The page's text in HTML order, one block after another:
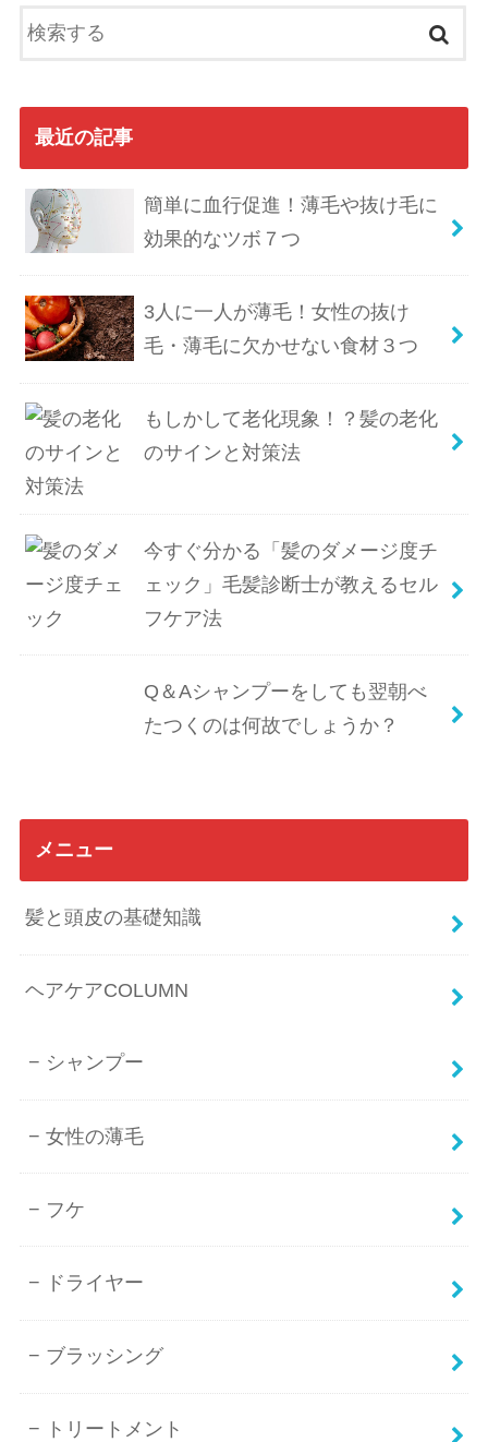
最近の記事
簡単に血行促進！薄毛や抜け毛に
効果的なツボ７つ
3人に一人が薄毛！女性の抜け
毛・薄毛に欠かせない食材３つ
もしかして老化現象！？髪の老化
のサインと対策法
今すぐ分かる「髪のダメージ度チ
ェック」毛髪診断士が教えるセル
フケア法
Q＆Aシャンプーをしても翌朝べ
たつくのは何故でしょうか？
メニュー
髪と頭皮の基礎知識
ヘアケアCOLUMN
シャンプー
女性の薄毛
フケ
ドライヤー
ブラッシング
トリートメント